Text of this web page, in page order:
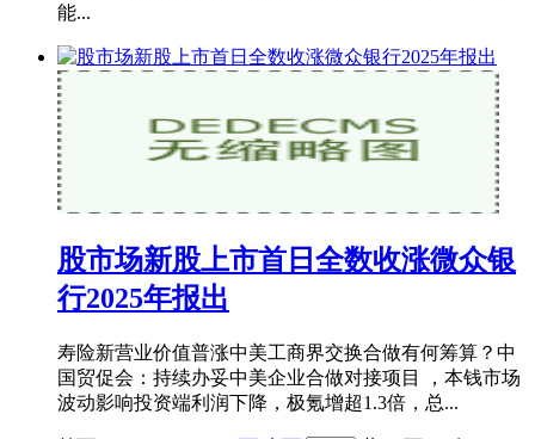
能...
股市场新股上市首日全数收涨微众银
行2025年报出
寿险新营业价值普涨中美工商界交换合做有何筹算？中
国贸促会：持续办妥中美企业合做对接项目 ，本钱市场
波动影响投资端利润下降，极氪增超1.3倍，总...